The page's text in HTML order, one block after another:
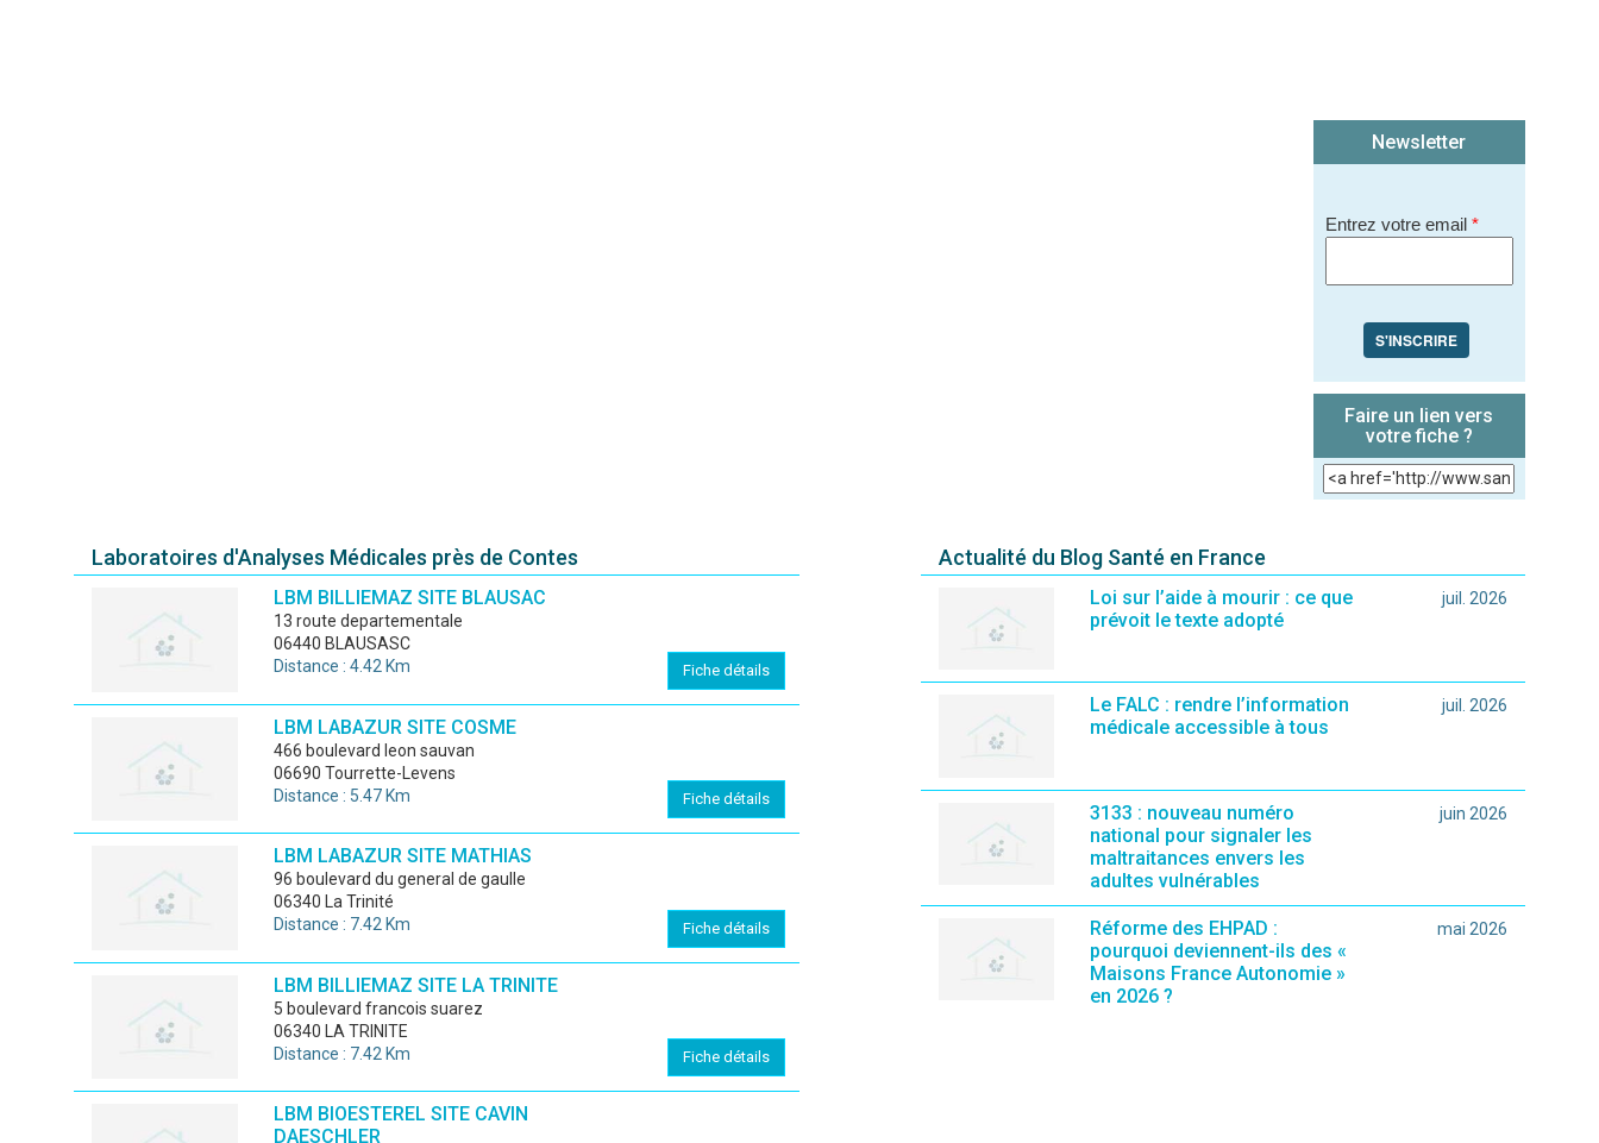
Newsletter
Entrez votre email *
S'INSCRIRE
Faire un lien vers
votre fiche ?
Laboratoires d'Analyses Médicales près de Contes
LBM BILLIEMAZ SITE BLAUSAC
13 route departementale
06440 BLAUSASC
Distance : 4.42 Km
Fiche détails
LBM LABAZUR SITE COSME
466 boulevard leon sauvan
06690 Tourrette-Levens
Distance : 5.47 Km
Fiche détails
LBM LABAZUR SITE MATHIAS
96 boulevard du general de gaulle
06340 La Trinité
Distance : 7.42 Km
Fiche détails
LBM BILLIEMAZ SITE LA TRINITE
5 boulevard francois suarez
06340 LA TRINITE
Distance : 7.42 Km
Fiche détails
LBM BIOESTEREL SITE CAVIN
DAESCHLER
Actualité du Blog Santé en France
Loi sur l’aide à mourir : ce que
prévoit le texte adopté
juil. 2026
Le FALC : rendre l’information
médicale accessible à tous
juil. 2026
3133 : nouveau numéro
national pour signaler les
maltraitances envers les
adultes vulnérables
juin 2026
Réforme des EHPAD :
pourquoi deviennent-ils des «
Maisons France Autonomie »
en 2026 ?
mai 2026